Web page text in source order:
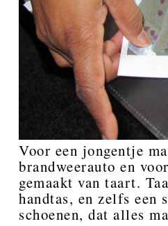
Voor een jongentje
brandweerauto en
gemaakt van taart.
handtas, en zelfs een
schoenen, dat alles